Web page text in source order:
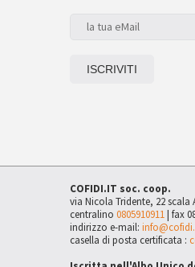
COFIDI.IT soc. coop.
via Nicola Tridente, 22 scala
centralino 0805910911| fax
indirizzo e-mail:
casella di posta certificata :